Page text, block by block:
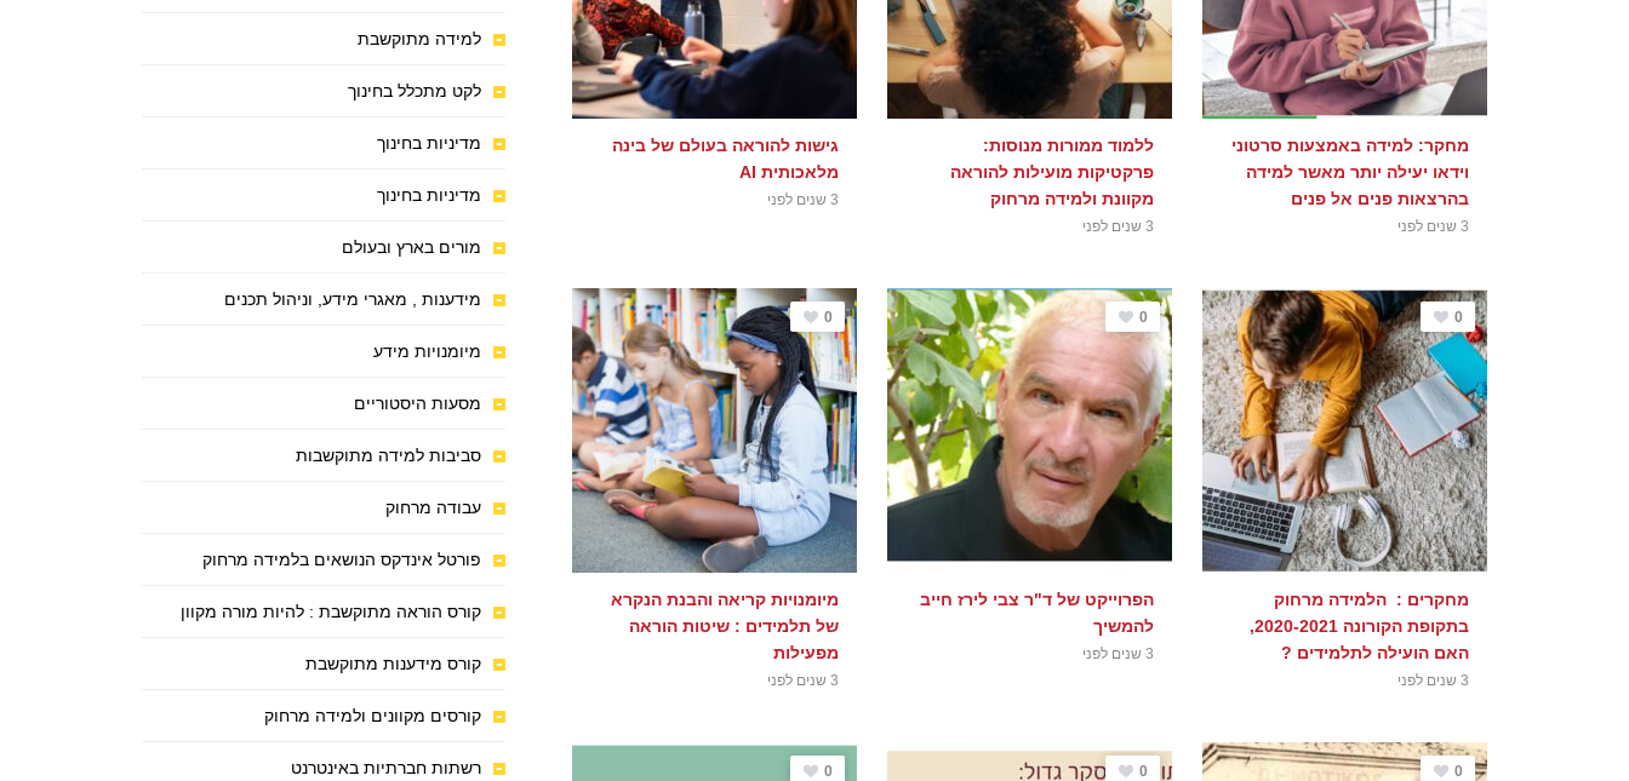
מחקר: למידה באמצעות סרטוני
וידאו יעילה יותר מאשר למידה
בהרצאות פנים אל פנים
3 שנים לפני
ללמוד ממורות מנוסות:
פרקטיקות מועילות להוראה
מקוונת ולמידה מרחוק
3 שנים לפני
גישות להוראה בעולם של בינה
מלאכותית AI
3 שנים לפני
0
מחקרים : הלמידה מרחוק
בתקופת הקורונה 2020-2021,
האם הועילה לתלמידים ?
3 שנים לפני
0
הפרוייקט של ד"ר צבי לירז חייב
להמשיך
3 שנים לפני
0
מיומנויות קריאה והבנת הנקרא
של תלמידים : שיטות הוראה
מפעילות
3 שנים לפני
0
0
0
למידה מתוקשבת
לקט מתכלל בחינוך
מדיניות בחינוך
מדיניות בחינוך
מורים בארץ ובעולם
מידענות , מאגרי מידע, וניהול תכנים
מיומנויות מידע
מסעות היסטוריים
סביבות למידה מתוקשבות
עבודה מרחוק
פורטל אינדקס הנושאים בלמידה מרחוק
קורס הוראה מתוקשבת : להיות מורה מקוון
קורס מידענות מתוקשבת
קורסים מקוונים ולמידה מרחוק
רשתות חברתיות באינטרנט